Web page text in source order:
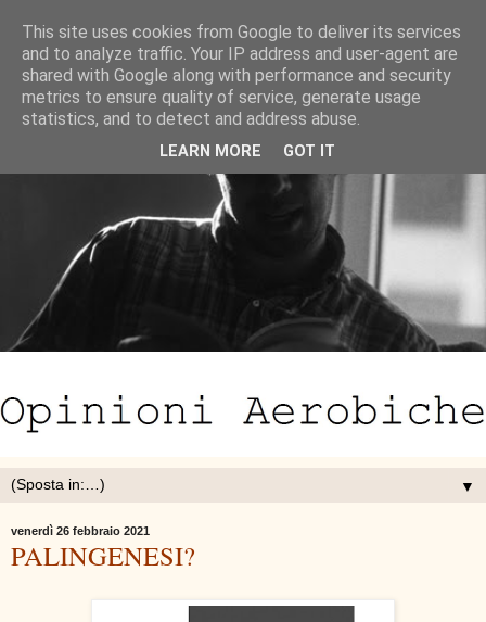
▼
venerdì 26 febbraio 2021
PALINGENESI?
This site uses cookies from Google to deliver its services
and to analyze traffic. Your IP address and user-agent are
shared with Google along with performance and security
metrics to ensure quality of service, generate usage
statistics, and to detect and address abuse.
LEARN MORE GOT IT